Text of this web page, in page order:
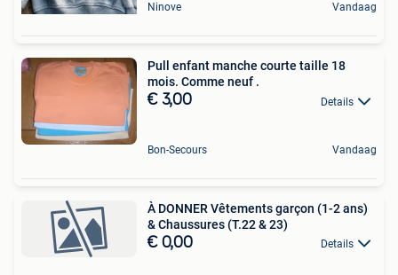
Ninove Vandaag
Pull enfant manche courte taille 18
mois. Comme neuf .
€ 3,00 Details
Bon-Secours Vandaag
À DONNER Vêtements garçon (1-2 ans)
& Chaussures (T.22 & 23)
€ 0,00 Details